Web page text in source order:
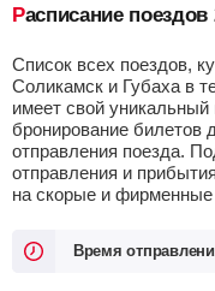
Расписание поездов
Список всех поездов,
Соликамск и Губаха в
имеет свой
бронирование билетов
отправления поезда.
отправления и
на скорые и
Время